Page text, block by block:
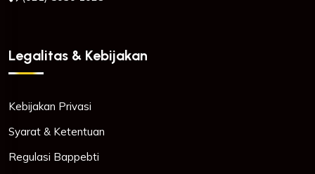
Legalitas & Kebijakan
Kebijakan Privasi
Syarat & Ketentuan
Regulasi Bappebti